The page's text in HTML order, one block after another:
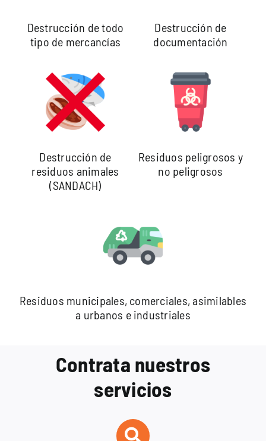
Destrucción de todo
tipo de mercancías
Destrucción de
documentación
Destrucción de
residuos animales
(SANDACH)
Residuos peligrosos y
no peligrosos
Residuos municipales, comerciales, asimilables
a urbanos e industriales
Contrata nuestros
servicios